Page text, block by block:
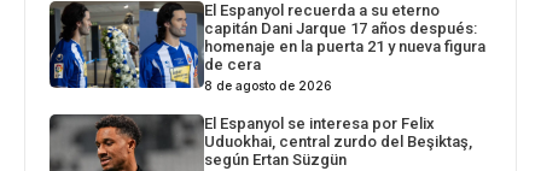
El Espanyol recuerda a su eterno
capitán Dani Jarque 17 años después:
homenaje en la puerta 21 y nueva figura
de cera
8 de agosto de 2026
El Espanyol se interesa por Felix
Uduokhai, central zurdo del Beşiktaş,
según Ertan Süzgün